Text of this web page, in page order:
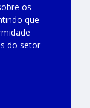
os
que
do setor